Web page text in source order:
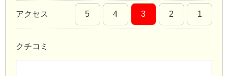
アクセス 5 4 3 2 1
クチコミ